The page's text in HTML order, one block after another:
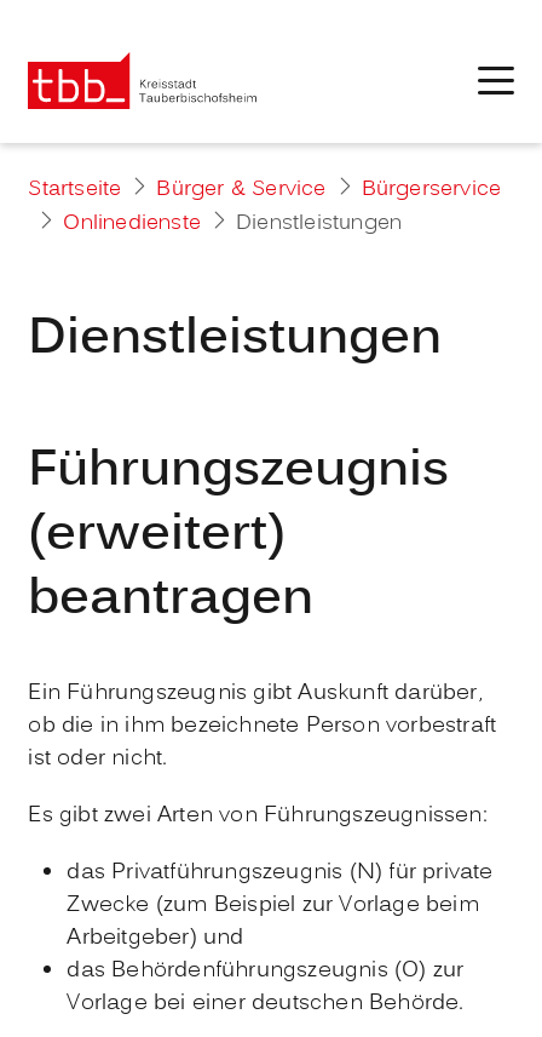
Startseite Bürger & Service
Bürgerservice
Onlinedienste
Dienstleistungen
Dienstleistungen
Führungszeugnis
(erweitert)
beantragen
Ein Führungszeugnis gibt Auskunft darüber,
ob die in ihm bezeichnete Person vorbestraft
ist oder nicht.
Es gibt zwei Arten von Führungszeugnissen:
das Privatführungszeugnis (N) für private
Zwecke (zum Beispiel zur Vorlage beim
Arbeitgeber) und
das Behördenführungszeugnis (O) zur
Vorlage bei einer deutschen Behörde.